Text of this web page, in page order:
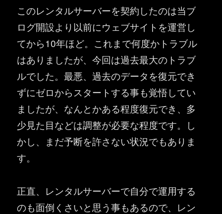
このレンタルサーバーを契約したのは当ブ
ログ開設より以前にウェブサイトを運営し
てから10年ほど。これまで何度かトラブル
はありましたが、今回は過去最大のトラブ
ルでした。最悪、過去のデータを復元でき
ずにゼロからスタートする事も覚悟してい
ましたが、なんとかある程度復元でき、多
少見た目などは調整が必要な程度です。し
かし、まだ予断を許さない状況でもありま
す。
正直、レンタルサーバーで自分で運用する
のも面倒くさいと思う事もあるので、レン